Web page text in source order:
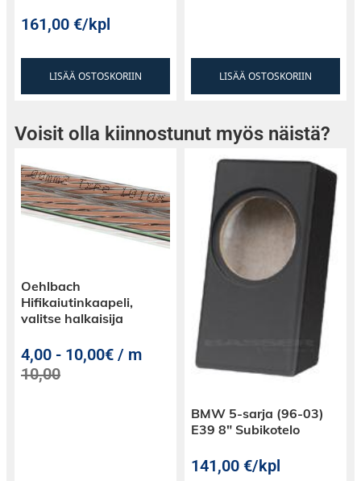
161,00€/kpl
LISÄÄ OSTOSKORIIN LISÄÄ OSTOSKORIIN
Voisit olla kiinnostunut myös näistä?
Oehlbach
Hifikaiutinkaapeli,
valitse halkaisija
4,00 - 10,00€ / m
10,00
BMW 5-sarja (96-03)
E39 8″ Subikotelo
141,00€/kpl